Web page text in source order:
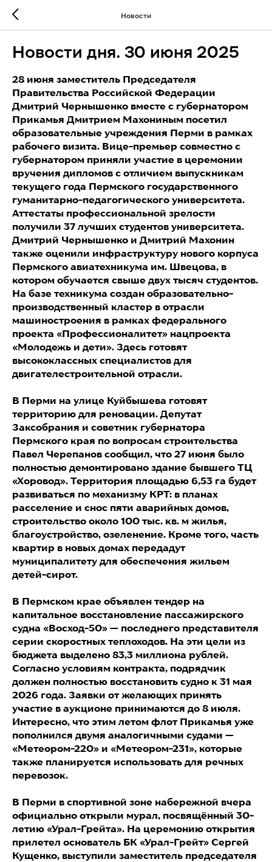
Новости
Новости дня. 30 июня 2025
28 июня заместитель Председателя
Правительства Российской Федерации
Дмитрий Чернышенко вместе с губернатором
Прикамья Дмитрием Махониным посетил
образовательные учреждения Перми в рамках
рабочего визита. Вице-премьер совместно с
губернатором приняли участие в церемонии
вручения дипломов с отличием выпускникам
текущего года Пермского государственного
гуманитарно-педагогического университета.
Аттестаты профессиональной зрелости
получили 37 лучших студентов университета.
Дмитрий Чернышенко и Дмитрий Махонин
также оценили инфраструктуру нового корпуса
Пермского авиатехникума им. Швецова, в
котором обучается свыше двух тысяч студентов.
На базе техникума создан образовательно-
производственный кластер в отрасли
машиностроения в рамках федерального
проекта «Профессионалитет» нацпроекта
«Молодежь и дети». Здесь готовят
высококлассных специалистов для
двигателестроительной отрасли.
В Перми на улице Куйбышева готовят
территорию для реновации. Депутат
Заксобрания и советник губернатора
Пермского края по вопросам строительства
Павел Черепанов сообщил, что 27 июня было
полностью демонтировано здание бывшего ТЦ
«Хоровод». Территория площадью 6,53 га будет
развиваться по механизму КРТ: в планах
расселение и снос пяти аварийных домов,
строительство около 100 тыс. кв. м жилья,
благоустройство, озеленение. Кроме того, часть
квартир в новых домах передадут
муниципалитету для обеспечения жильем
детей-сирот.
В Пермском крае объявлен тендер на
капитальное восстановление пассажирского
судна «Восход-50» — последнего представителя
серии скоростных теплоходов. На эти цели из
бюджета выделено 83,3 миллиона рублей.
Согласно условиям контракта, подрядчик
должен полностью восстановить судно к 31 мая
2026 года. Заявки от желающих принять
участие в аукционе принимаются до 8 июля.
Интересно, что этим летом флот Прикамья уже
пополнился двумя аналогичными судами —
«Метеором-220» и «Метеором-231», которые
также планируется использовать для речных
перевозок.
В Перми в спортивной зоне набережной вчера
официально открыли мурал, посвящённый 30-
летию «Урал-Грейта». На церемонию открытия
прилетел основатель БК «Урал-Грейт» Сергей
Кущенко, выступили заместитель председателя